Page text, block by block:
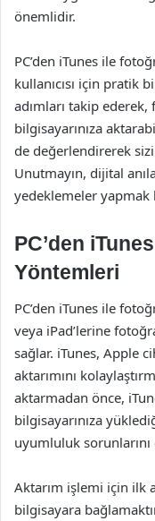
önemlidir.
PC’den iTunes ile
kullanıcısı için pratik
adımları takip
bilgisayarınıza
de değerlendirerek
Unutmayın, dijital
yedeklemeler yapmak
PC’den
Yöntemleri
PC’den iTunes ile
veya iPad’lerine
sağlar. iTunes, Apple
aktarımını
aktarmadan önce,
bilgisayarınıza
uyumluluk sorunlarını
Aktarım işlemi için ilk
bilgisayara